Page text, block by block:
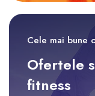
Cele mai bune
Ofertele
fitness